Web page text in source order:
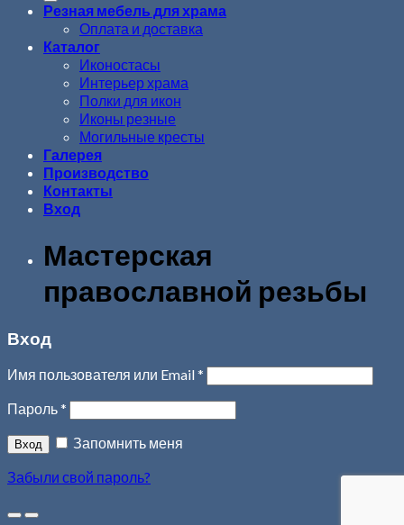
Резная мебель для храма
Оплата и доставка
Каталог
Иконостасы
Интерьер храма
Полки для икон
Иконы резные
Могильные кресты
Галерея
Производство
Контакты
Вход
Мастерская
православной резьбы
Вход
Имя пользователя или Email*
Пароль*
Запомнить меня
Забыли свой пароль?